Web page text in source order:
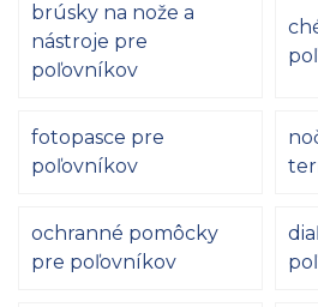
brúsky na nože a
nástroje pre
poľovníkov
fotopasce pre
poľovníkov
ochranné pomôcky
pre poľovníkov